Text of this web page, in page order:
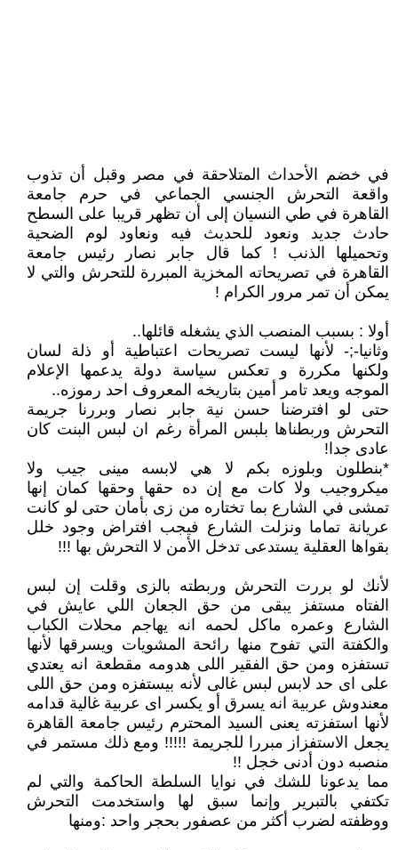
في خضم الأحداث المتلاحقة في مصر وقبل أن تذوب
واقعة التحرش الجنسي الجماعي في حرم جامعة
القاهرة في طي النسيان إلى أن تظهر قريبا على السطح
حادث جديد ونعود للحديث فيه ونعاود لوم الضحية
وتحميلها الذنب ! كما قال جابر نصار رئيس جامعة
القاهرة في تصريحاته المخزية المبررة للتحرش والتي لا
يمكن أن تمر مرور الكرام !
أولا : بسبب المنصب الذي يشغله قائلها..
وثانيا-;- لأنها ليست تصريحات اعتباطية أو ذلة لسان
ولكنها مكررة و تعكس سياسة دولة يدعمها الإعلام
الموجه ويعد تامر أمين بتاريخه المعروف احد رموزه..
حتى لو افترضنا حسن نية جابر نصار وبررنا جريمة
التحرش وربطناها بلبس المرأة رغم ان لبس البنت كان
عادى جدا!
*بنطلون وبلوزه بكم لا هي لابسه مينى جيب ولا
ميكروجيب ولا كات مع إن ده حقها وحقها كمان إنها
تمشى في الشارع بما تختاره من زى بأمان حتى لو كانت
عريانة تماما ونزلت الشارع فيجب افتراض وجود خلل
بقواها العقلية يستدعى تدخل الأمن لا التحرش بها !!!
لأنك لو بررت التحرش وربطته بالزى وقلت إن لبس
الفتاه مستفز يبقى من حق الجعان اللي عايش في
الشارع وعمره ماكل لحمه انه يهاجم محلات الكباب
والكفتة التي تفوح منها رائحة المشويات ويسرقها لأنها
تستفزه ومن حق الفقير اللى هدومه مقطعة انه يعتدي
على اى حد لابس لبس غالى لأنه بيستفزه ومن حق اللى
معندوش عربية انه يسرق أو يكسر اى عربية غالية قدامه
لأنها استفزته يعنى السيد المحترم رئيس جامعة القاهرة
يجعل الاستفزاز مبررا للجريمة !!!!! ومع ذلك مستمر في
منصبه دون أدنى خجل !!
مما يدعونا للشك في نوايا السلطة الحاكمة والتي لم
تكتفي بالتبرير وإنما سبق لها واستخدمت التحرش
ووظفته لضرب أكثر من عصفور بحجر واحد :ومنها